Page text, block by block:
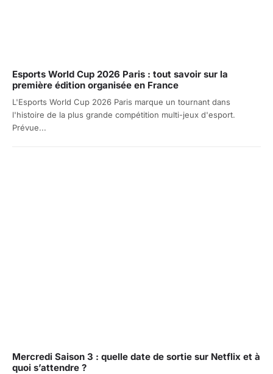
Esports World Cup 2026 Paris : tout savoir sur la
première édition organisée en France
L'Esports World Cup 2026 Paris marque un tournant dans
l'histoire de la plus grande compétition multi-jeux d'esport.
Prévue...
Mercredi Saison 3 : quelle date de sortie sur Netflix et à
quoi s’attendre ?